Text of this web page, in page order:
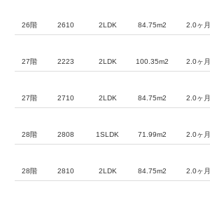
26階 2610 2LDK 84.75m2 2.0ヶ月
27階 2223 2LDK 100.35m2 2.0ヶ月
27階 2710 2LDK 84.75m2 2.0ヶ月
28階 2808 1SLDK 71.99m2 2.0ヶ月
28階 2810 2LDK 84.75m2 2.0ヶ月